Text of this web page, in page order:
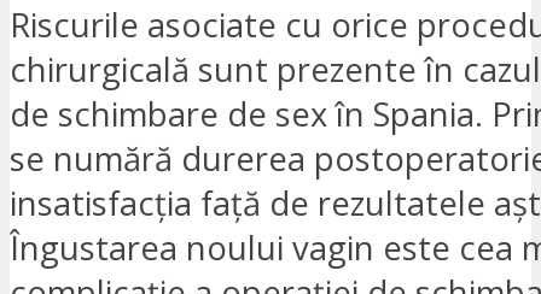
Riscurile asociate cu orice
chirurgicală sunt prezente în
de schimbare de sex în Spania.
se numără durerea
insatisfacția față de rezultatele
Îngustarea noului vagin este cea